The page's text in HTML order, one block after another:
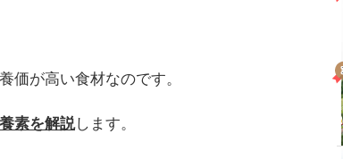
価が高い食材なのです。
素を解説します。